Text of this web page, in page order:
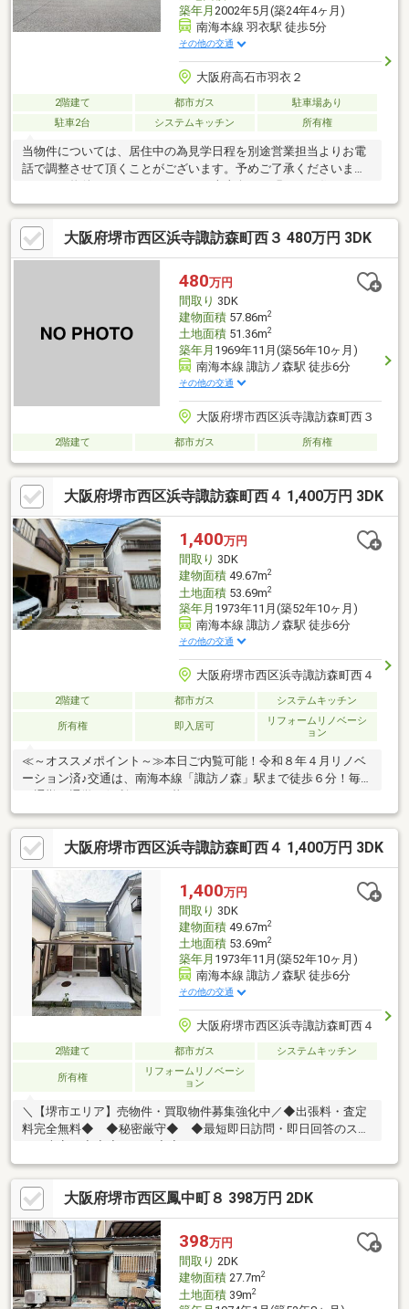
築年月 2002年5月(築24年4ヶ月)
南海本線 羽衣駅 徒歩5分
その他の交通
大阪府高石市羽衣２
2階建て 都市ガス
駐車場あり
駐車2台
システムキッチン 所有権
当物件については、居住中の為見学日程を別途営業担当よりお電
話で調整させて頂くことがございます。予めご了承くださいま
交通は、南海本線「高石」駅まで徒歩約５分で通勤・通学にも便
利な立地。駐車は、車種によりますが並列に駐車２台可能です！
１台分カーポートございます！スーパーやドラッグストアなど徒
歩圏内で生活至便な好立地です♪≪～利便性良い周辺環境～≫小学
校…羽衣小学校まで徒歩１１分中学校…高石中学校まで徒歩２７分
スーパー…日之出屋羽衣前店まで徒歩８分コンビニ…ファミリーマ
大阪府堺市西区浜寺諏訪森町西３ 480万円 3DK
480万円
間取り 3DK
建物面積57.86m2
土地面積51.36m2
築年月 1969年11月(築56年10ヶ月)
南海本線 諏訪ノ森駅 徒歩6分
その他の交通
大阪府堺市西区浜寺諏訪森町西３
2階建て 都市ガス 所有権
大阪府堺市西区浜寺諏訪森町西４ 1,400万円 3DK
1,400万円
間取り 3DK
建物面積49.67m2
土地面積53.69m2
築年月 1973年11月(築52年10ヶ月)
南海本線 諏訪ノ森駅 徒歩6分
その他の交通
大阪府堺市西区浜寺諏訪森町西４
2階建て 都市ガス システムキッチン
所有権 即入居可
リフォームリノベーシ
ョン
≪～オススメポイント～≫本日ご内覧可能！令和８年４月リノベ
ーション済♪交通は、南海本線「諏訪ノ森」駅まで徒歩６分！毎日
や家族構成に合わせて多目的にご使用いただけます♪南東向き日当
たり良好！たっぷりの陽光に包まれる明るい住まい！閑静な住宅
地で子育て家族にピッタリ！お気軽にお問い合わせください。≪
～利便性よい周辺環境～≫◆小学校…浜寺小学校まで徒歩１０分
◆中学校…浜寺南中学校まで徒歩２５分◆スーパー…コーヨー諏訪
の森店まで徒歩６分◆コンビニ…ファミリーマート諏訪ノ森駅前
店まで徒歩６分
大阪府堺市西区浜寺諏訪森町西４ 1,400万円 3DK
1,400万円
間取り 3DK
建物面積49.67m2
土地面積53.69m2
築年月 1973年11月(築52年10ヶ月)
南海本線 諏訪ノ森駅 徒歩6分
その他の交通
大阪府堺市西区浜寺諏訪森町西４
2階建て 都市ガス システムキッチン
所有権
リフォームリノベーシ
ョン
＼【堺市エリア】売物件・買取物件募集強化中／◆出張料・査定
料完全無料◆ ◆秘密厳守◆ ◆最短即日訪問・即日回答のスピ
＊・＋＊・＋◇◆＋・＊◇◆◇南海本線諏訪ノ森駅より徒歩6分
（480ｍ）◇浜寺小学校まで徒歩9分（600ｍ）◇浜寺南中学校ま
で徒歩25分（2.0ｋｍ）誠に勝手ながら8月11日（火）～8月16日
（日）は夏季休業とさせて頂きます。休業期間中はご不便をお掛
け致しますが、よろしくお願いいたします。休業期間中に頂きま
したお問い合わせにつきましては、8月17日（月）午前9時より順
次対応いたします。
大阪府堺市西区鳳中町８ 398万円 2DK
398万円
間取り 2DK
建物面積27.7m2
土地面積39m2